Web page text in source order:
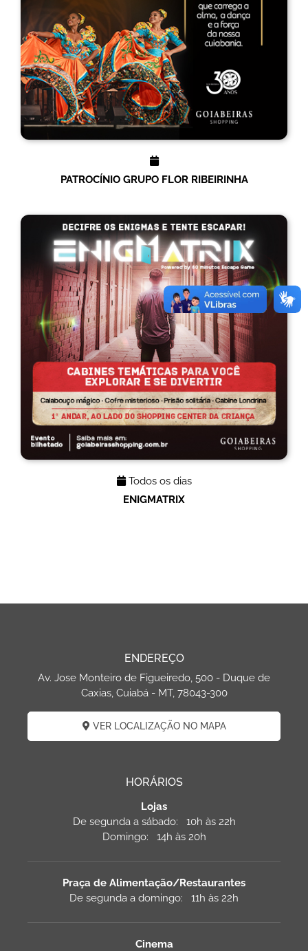
PATROCÍNIO GRUPO FLOR RIBEIRINHA
Todos os dias
ENIGMATRIX
ENDEREÇO
Av. Jose Monteiro de Figueiredo, 500 - Duque de
Caxias, Cuiabá - MT, 78043-300
VER LOCALIZAÇÃO NO MAPA
HORÁRIOS
Lojas
De segunda a sábado: 10h às 22h
Domingo: 14h às 20h
Praça de Alimentação/Restaurantes
De segunda a domingo: 11h às 22h
Cinema